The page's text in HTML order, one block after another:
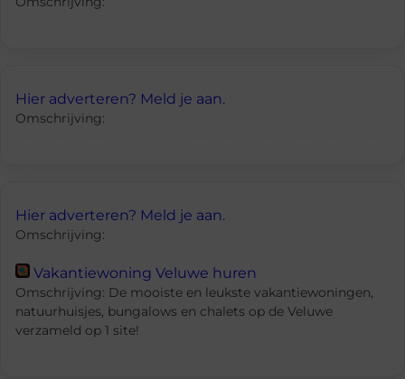
Hier adverteren? Meld je aan.
Omschrijving:
Hier adverteren? Meld je aan.
Omschrijving:
Vakantiewoning Veluwe huren
Omschrijving: De mooiste en leukste vakantiewoningen,
natuurhuisjes, bungalows en chalets op de Veluwe
verzameld op 1 site!